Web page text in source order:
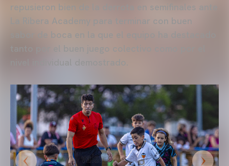
repusieron bien de la derrota en semifinales ante
La Ribera Academy para terminar con buen
sabor de boca en la que el equipo ha destacado
tanto por el buen juego colectivo como por el